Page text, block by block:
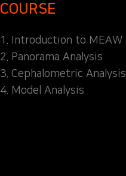
COURSE
1. Introduction to MEAW
2. Panorama Analysis
3. Cephalometric Analysis
4. Model Analysis